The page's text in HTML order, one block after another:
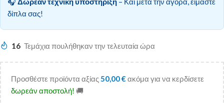
δίπλα σας!
16 Τεμάχια πουλήθηκαν την τελευταία ώρα
Προσθέστε προϊόντα αξίας50,00€ ακόμα για να κερδίσετε
δωρεάν αποστολή! 🚚